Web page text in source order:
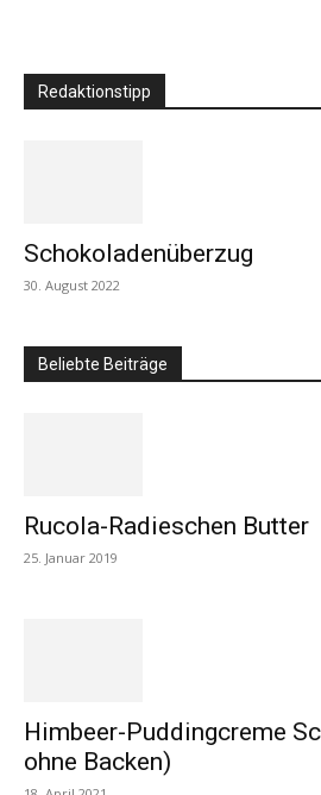
Redaktionstipp
Schokoladenüberzug
30. August 2022
Beliebte Beiträge
Rucola-Radieschen Butter
25. Januar 2019
Himbeer-Puddingcreme
ohne Backen)